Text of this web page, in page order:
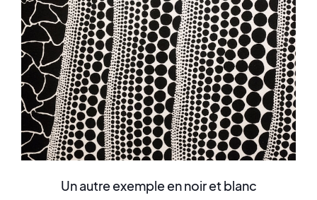
Un autre exemple en noir et blanc